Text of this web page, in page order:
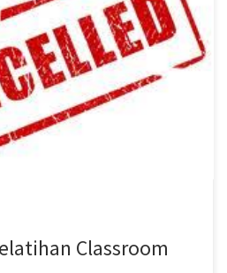
baru SMP 4 Tegal Dasar : SE Ka Dinas
yang salah […]
Classroom